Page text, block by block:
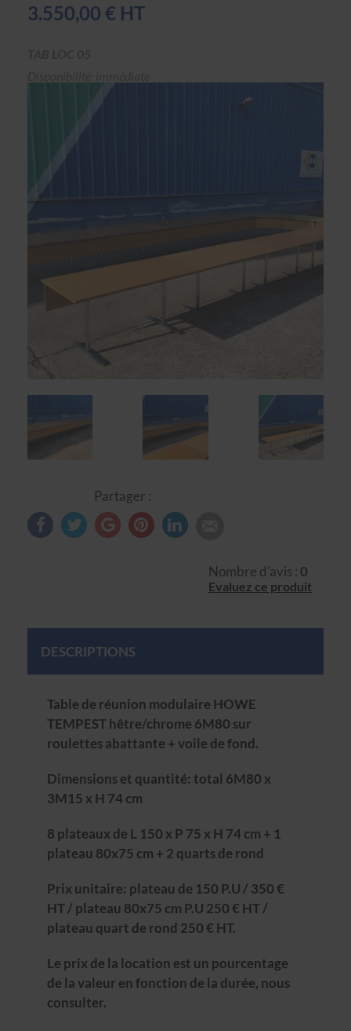
3.550,00 € HT
Partager :
Nombre d'avis : 0
Evaluez ce produit
DESCRIPTIONS
Table de réunion modulaire HOWE
TEMPEST hêtre/chrome 6M80 sur
roulettes abattante + voile de fond.
Dimensions et quantité: total 6M80 x
3M15 x H 74 cm
8 plateaux de L 150 x P 75 x H 74 cm + 1
plateau 80x75 cm + 2 quarts de rond
Prix unitaire: plateau de 150 P.U / 350 €
HT / plateau 80x75 cm P.U 250 € HT /
plateau quart de rond 250 € HT.
Le prix de la location est un pourcentage
de la valeur en fonction de la durée, nous
consulter.